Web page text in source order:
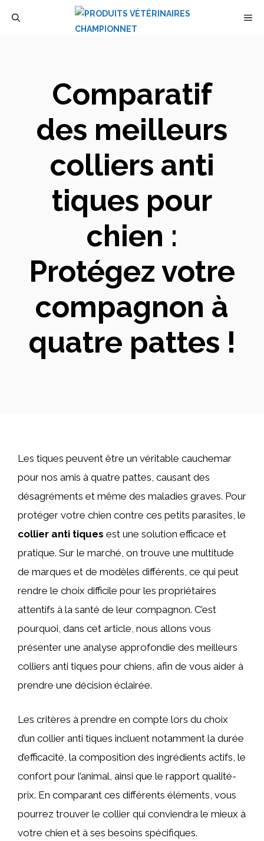
Comparatif
des meilleurs
colliers anti
tiques pour
chien :
Protégez votre
compagnon à
quatre pattes !
Les tiques peuvent être un véritable cauchemar
pour nos amis à quatre pattes, causant des
désagréments et même des maladies graves. Pour
protéger votre chien contre ces petits parasites, le
collier anti tiques est une solution efficace et
pratique. Sur le marché, on trouve une multitude
de marques et de modèles différents, ce qui peut
rendre le choix difficile pour les propriétaires
attentifs à la santé de leur compagnon. C’est
pourquoi, dans cet article, nous allons vous
présenter une analyse approfondie des meilleurs
colliers anti tiques pour chiens, afin de vous aider à
prendre une décision éclairée.
Les critères à prendre en compte lors du choix
d’un collier anti tiques incluent notamment la durée
d’efficacité, la composition des ingrédients actifs, le
confort pour l’animal, ainsi que le rapport qualité-
prix. En comparant ces différents éléments, vous
pourrez trouver le collier qui conviendra le mieux à
votre chien et à ses besoins spécifiques.